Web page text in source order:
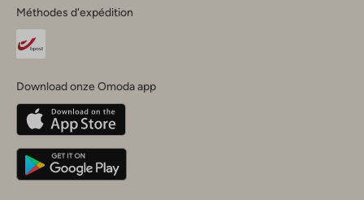
ton
pays
Fermer
Belgique(Français)
Deutschland
Méthodes d'expédition
Download onze Omoda app